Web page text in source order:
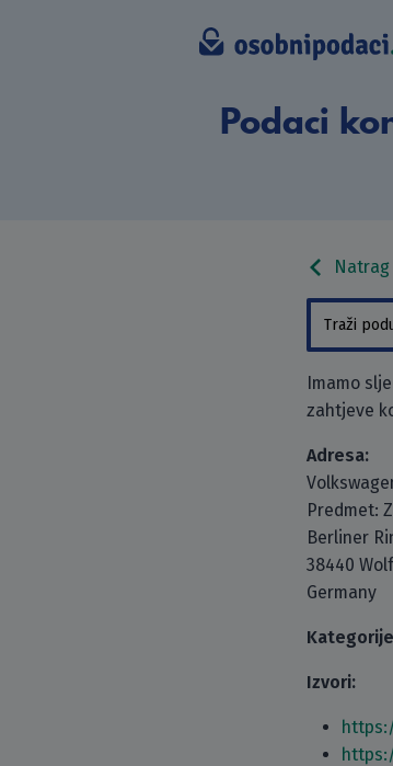
Podaci
Imamo
zahtjeve
Adresa:
Predmet:
Berliner
38440
Germany
Izvori: